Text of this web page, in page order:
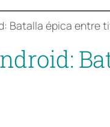
Batalla épica entre